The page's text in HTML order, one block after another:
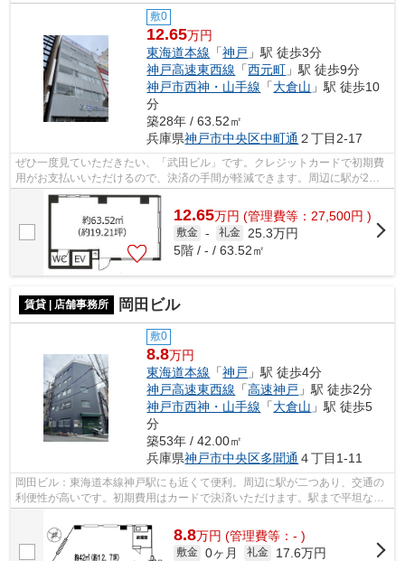
敷0
12.65万円
東海道本線 「神戸 」駅 徒歩3分
神戸高速東西線 「西元町 」駅 徒歩9分
神戸市西神・山手線 「大倉山 」駅 徒歩10
分
築28年 / 63.52㎡
兵庫県神戸市中央区中町通 ２丁目2-17
ぜひ一度見ていただきたい、「武田ビル」です。クレジットカードで初期費
用がお支払いいただけるので、決済の手間が軽減できます。周辺に駅が2つ
あるので電車での移動が便利です。周辺...
12.65万円 (管理費等：27,500円 )
敷金 - 礼金
25.3万円
5階 / - / 63.52㎡
賃貸 | 店舗事務所 岡田ビル
敷0
8.8万円
東海道本線 「神戸 」駅 徒歩4分
神戸高速東西線 「高速神戸 」駅 徒歩2分
神戸市西神・山手線 「大倉山 」駅 徒歩5
分
築53年 / 42.00㎡
兵庫県神戸市中央区多聞通 ４丁目1-11
岡田ビル：東海道本線神戸駅にも近くて便利。周辺に駅が二つあり、交通の
利便性が高いです。初期費用はカードで決済いただけます。駅まで平坦なエ
8.8万円 (管理費等：- )
敷金 0ヶ月 礼金
17.6万円